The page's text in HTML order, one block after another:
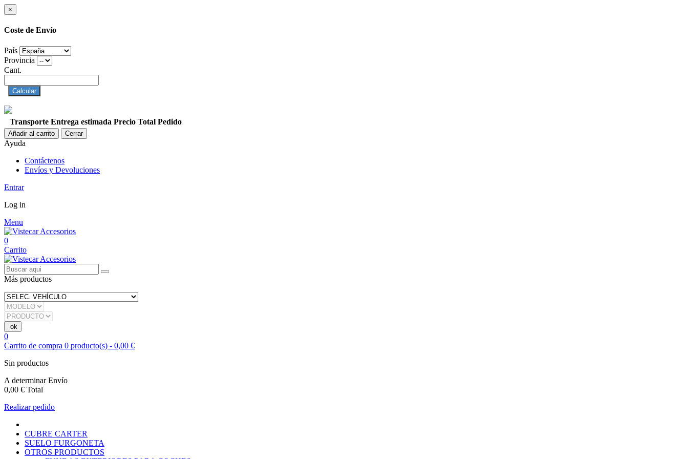
×
Coste de Envío
País
Provincia
Cant.
Calcular
Transporte Entrega estimada Precio Total Pedido
Añadir al carrito Cerrar
Ayuda
Contáctenos
Envíos y Devoluciones
Entrar
Log in
Menu
0
Carrito
Más productos
0
Carrito de compra 0 producto(s) - 0,00 €
Sin productos
A determinarEnvío
0,00 € Total
Realizar pedido
CUBRE CARTER
SUELO FURGONETA
OTROS PRODUCTOS